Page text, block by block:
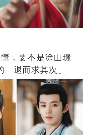
，要不是涂山璟
「退而求其次」